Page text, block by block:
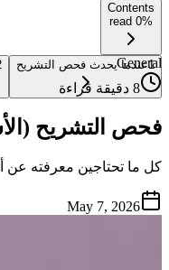
Contents
0% read
1عندما يحدث فحص التشريح
General
8 دقيقة قراءة
فحص التشريح (الأسبوع 20): ماذا ترى
كل ما تحتاجين معرفته عن
May 7, 2026